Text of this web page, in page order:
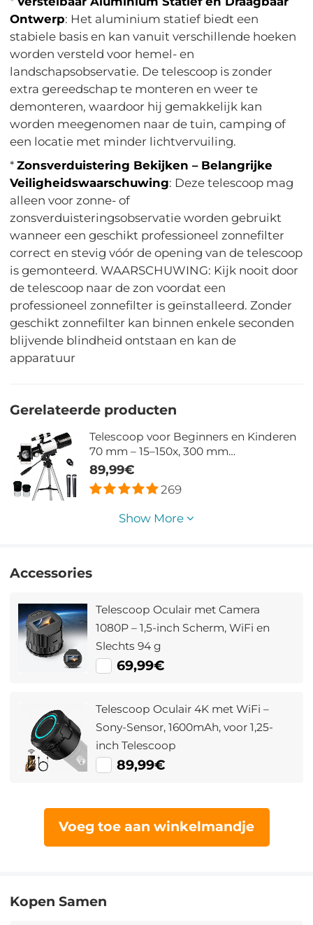
Ontwerp: Het aluminium statief biedt een
stabiele basis en kan vanuit verschillende hoeken
worden versteld voor hemel- en
landschapsobservatie. De telescoop is zonder
extra gereedschap te monteren en weer te
demonteren, waardoor hij gemakkelijk kan
worden meegenomen naar de tuin, camping of
een locatie met minder lichtvervuiling.
*Zonsverduistering Bekijken – Belangrijke
Veiligheidswaarschuwing: Deze telescoop mag
alleen voor zonne- of
zonsverduisteringsobservatie worden gebruikt
wanneer een geschikt professioneel zonnefilter
correct en stevig vóór de opening van de telescoop
is gemonteerd. WAARSCHUWING: Kijk nooit door
de telescoop naar de zon voordat een
professioneel zonnefilter is geïnstalleerd. Zonder
geschikt zonnefilter kan binnen enkele seconden
blijvende blindheid ontstaan en kan de
apparatuur
Gerelateerde producten
Telescoop voor Beginners en Kinderen
70 mm – 15–150x, 300 mm
Brandpuntsafstand, Statief,
Smartphonehouder en Bluetooth-
afstandsbediening
89,99€
269
Show More
Accessories
Telescoop Oculair met Camera
1080P – 1,5-inch Scherm, WiFi en
Slechts 94 g
69,99€
Telescoop Oculair 4K met WiFi –
Sony-Sensor, 1600mAh, voor 1,25-
inch Telescoop
89,99€
Voeg toe aan winkelmandje
Kopen Samen